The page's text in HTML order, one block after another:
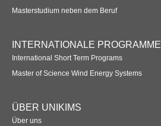
Masterstudium neben dem Beruf
INTERNATIONALE PROGRAMME
International Short Term Programs
Master of Science Wind Energy Systems
ÜBER UNIKIMS
Über uns